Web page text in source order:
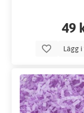
49
Lägg